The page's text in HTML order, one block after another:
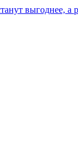
выгоднее, а